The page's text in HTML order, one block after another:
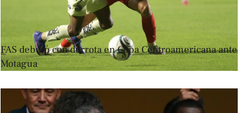
FAS debutó con derrota en Copa Centroamericana ante
Motagua